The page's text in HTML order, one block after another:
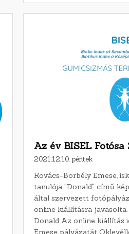
Az év BISEL
2021.12.10. péntek
Kovács-Borbély Emese,
tanulója "Donald" című
által szervezett
online kiállításra
Donald Az online kiállítás
Emese pályázatát